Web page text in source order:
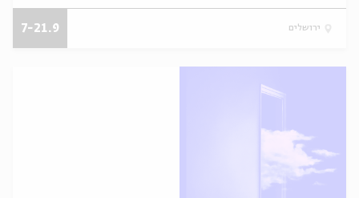
ירושלים 7-21.9